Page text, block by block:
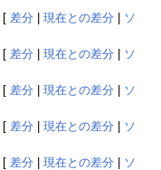
[ 差分 現在との差分
ソ
[ 差分 現在との差分
ソ
[ 差分 現在との差分
ソ
[ 差分 現在との差分
ソ
[ 差分 現在との差分
ソ